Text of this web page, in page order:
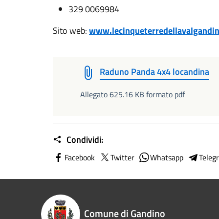
329 0069984
Sito web:
Raduno Panda 4x4 locandina
Allegato 625.16 KB formato pdf
Condividi:
Facebook Twitter Whatsapp
Comune di Gandino